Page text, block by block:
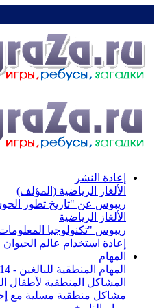
إعادة النشر
الألغاز الرياضية (المؤلف)
ريبوس عن "تاريخ تطور
الألغاز الرياضية
ريبوس "تكنولوجيا
إعادة استخدام عالم الحيوان
المهام
المهام المنطقية للبالغين - 14 تمرينًا مبتكرًا
المشاكل المنطقية لأطفال المدارس -
مشاكل منطقية مسلية مع